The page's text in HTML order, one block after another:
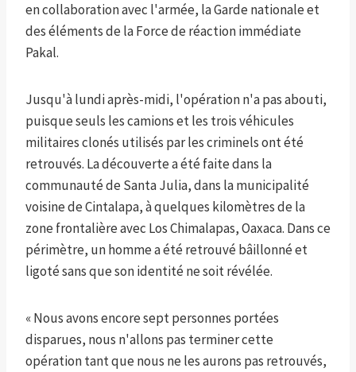
en collaboration avec l'armée, la Garde nationale et
des éléments de la Force de réaction immédiate
Pakal.
Jusqu'à lundi après-midi, l'opération n'a pas abouti,
puisque seuls les camions et les trois véhicules
militaires clonés utilisés par les criminels ont été
retrouvés. La découverte a été faite dans la
communauté de Santa Julia, dans la municipalité
voisine de Cintalapa, à quelques kilomètres de la
zone frontalière avec Los Chimalapas, Oaxaca. Dans ce
périmètre, un homme a été retrouvé bâillonné et
ligoté sans que son identité ne soit révélée.
« Nous avons encore sept personnes portées
disparues, nous n'allons pas terminer cette
opération tant que nous ne les aurons pas retrouvés,